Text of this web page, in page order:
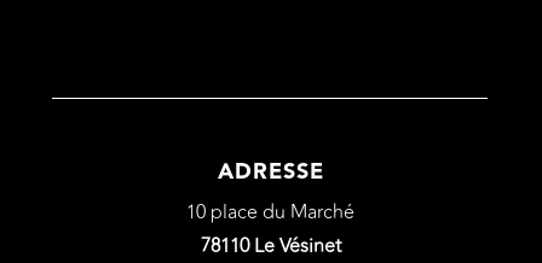
ADRESSE
10 place du Marché
78110 Le Vésinet